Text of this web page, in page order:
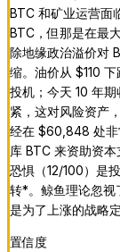
BTC 和矿业运营面
BTC，但那是在最
除地缘政治溢价对
缩。油价从 $110
投机；今天 10 年
紧，这对风险资产
经在 $60,848 处
库 BTC 来资助资
恐惧（12/100）是
转*。鲸鱼理论忽视
是为了上涨的战略定
置信度